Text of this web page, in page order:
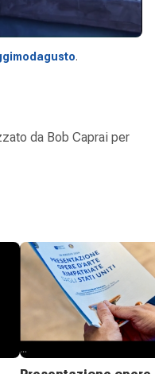
.
da Bob Caprai per